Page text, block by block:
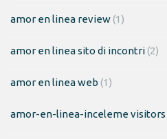
amor en linea review(1)
amor en linea sito di incontri(2)
amor en linea web (1)
amor-en-linea-inceleme visitors